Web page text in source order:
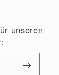
unseren